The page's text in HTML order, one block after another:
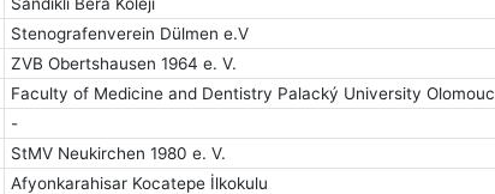
Stenografenverein Dülmen e.V
ZVB Obertshausen 1964 e. V.
Faculty of Medicine and Dentistry Palacký University Olomouc
-
StMV Neukirchen 1980 e. V.
Afyonkarahisar Kocatepe İlkokulu